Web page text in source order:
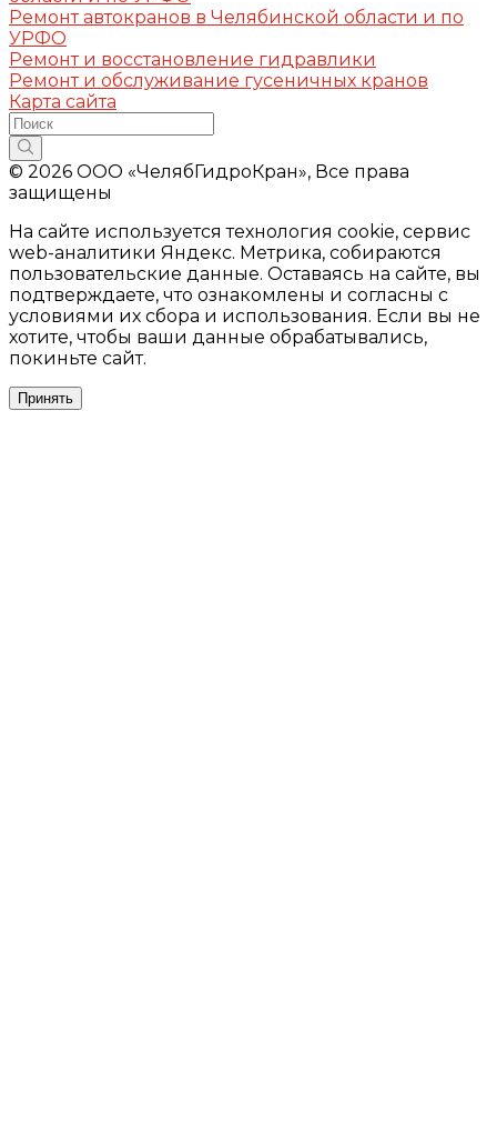
Ремонт автокранов в Челябинской области и по
УРФО
Ремонт и восстановление гидравлики
Ремонт и обслуживание гусеничных кранов
Карта сайта
© 2026 ООО «ЧелябГидроКран», Все права
защищены
На сайте используется технология cookie, сервис
web-аналитики Яндекс. Метрика, собираются
пользовательские данные. Оставаясь на сайте, вы
подтверждаете, что ознакомлены и согласны с
условиями их сбора и использования. Если вы не
хотите, чтобы ваши данные обрабатывались,
покиньте сайт.
Принять